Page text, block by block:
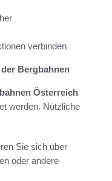
verbinden
Bergbahnen
Österreich
werden. Nützliche
Sie sich über
oder andere